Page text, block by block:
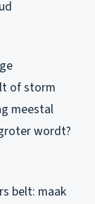
of storm
meestal
wordt?
belt: maak